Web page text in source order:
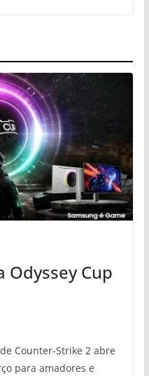
Odyssey Cup
Counter-Strike 2 abre
para amadores e